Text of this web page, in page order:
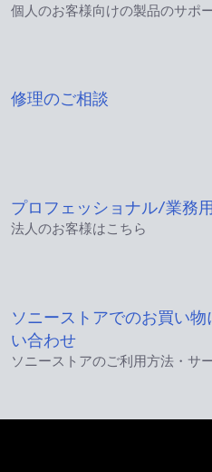
個人のお客様向けの製品のサポ
修理のご相談
プロフェッショナル/業務
法人のお客様はこちら
ソニーストアでのお買い
い合わせ
ソニーストアのご利用方法・サ